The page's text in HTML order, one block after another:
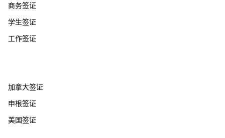
商务签证
学生签证
工作签证
加拿大签证
申根签证
美国签证